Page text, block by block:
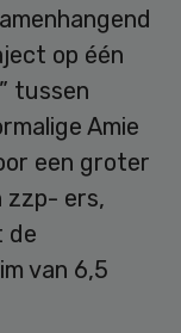
op één
tussen
Amie
een groter
zzp- ers,
de
van 6,5